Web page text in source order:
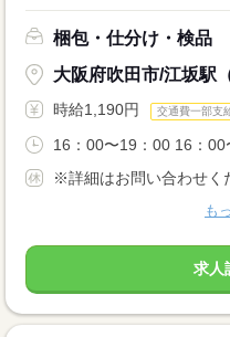
梱包・仕分け・検品
大阪府吹田市/江坂駅
時給1,190円 交通費一部支
16：00〜19：00 16：00
※詳細はお問い合わせく
も
求人